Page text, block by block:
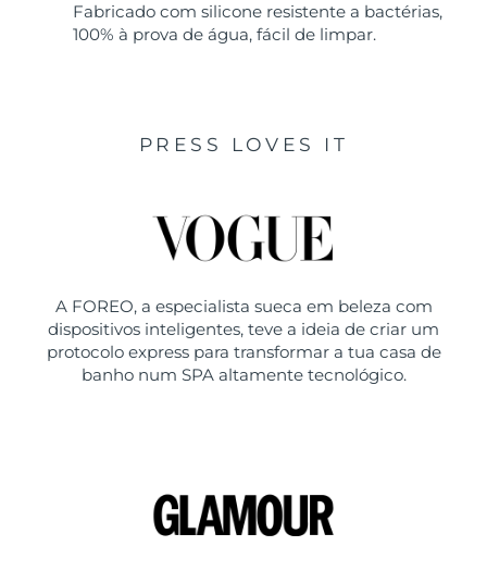
Fabricado com silicone resistente a bactérias,
100% à prova de água, fácil de limpar.
PRESS LOVES IT
A FOREO, a especialista sueca em beleza com
dispositivos inteligentes, teve a ideia de criar um
protocolo express para transformar a tua casa de
banho num SPA altamente tecnológico.